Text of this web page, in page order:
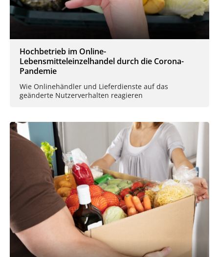
Hochbetrieb im Online-
Lebensmitteleinzelhandel durch die Corona-
Pandemie
Wie Onlinehändler und Lieferdienste auf das
geänderte Nutzerverhalten reagieren